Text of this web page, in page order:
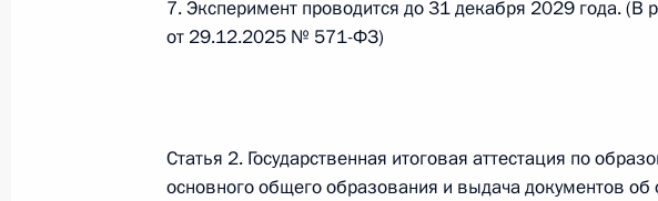
О внесении изменений в статью 13–2 Федерального закона
и признании утратившим силу пункта 1 части 13 статьи 3
Федеральный закон от 26.07.2026 г. № 270-ФЗ
7. Эксперимент проводится до 31 декабря 2029 года. (В
от 29.12.2025 № 571-ФЗ)
Статья 2. Государственная итоговая аттестация по
основного общего образования и выдача документов об